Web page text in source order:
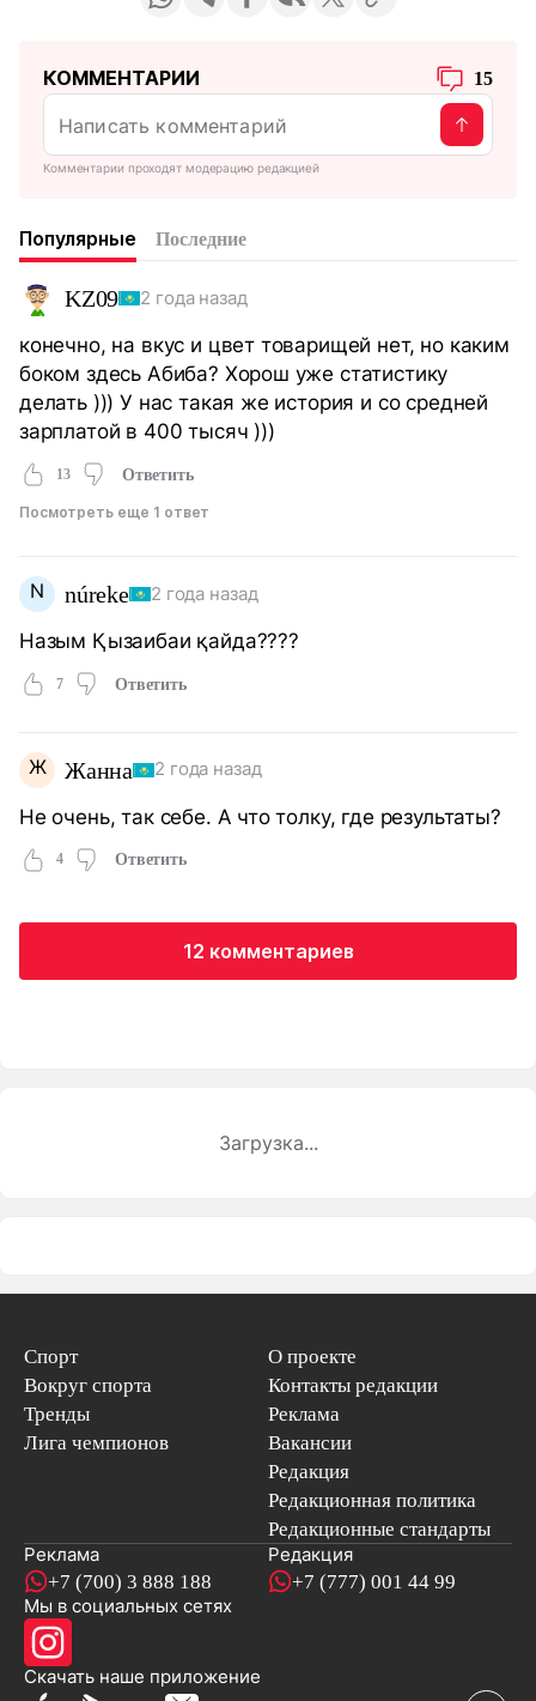
КОММЕНТАРИИ 15
Комментарии проходят модерацию редакцией
Популярные Последние
KZ09 2 года назад
конечно, на вкус и цвет товарищей нет, но каким
боком здесь Абиба? Хорош уже статистику
делать ))) У нас такая же история и со средней
зарплатой в 400 тысяч )))
13 Ответить
Посмотреть еще 1 ответ
N núreke 2 года назад
Назым Қызаибаи қайда????
7 Ответить
Ж Жанна 2 года назад
Не очень, так себе. А что толку, где результаты?
4 Ответить
12 комментариев
Загрузка...
Спорт
Вокруг спорта
Тренды
Лига чемпионов
О проекте
Контакты редакции
Реклама
Вакансии
Редакция
Редакционная политика
Редакционные стандарты
Реклама
+7 (700) 3 888 188
Редакция
+7 (777) 001 44 99
Мы в социальных сетях
Скачать наше приложениеновостей